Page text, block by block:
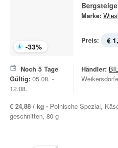
-33%
Marke:
Preis: €
Noch 5 Tage
Gültig: 05.08. -
12.08.
Händler:
€ 24,88 / kg - Polnische Spezial,
geschnitten, 80 g